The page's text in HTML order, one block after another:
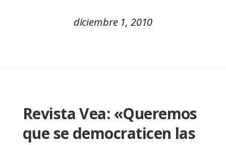
diciembre 1, 2010
Revista Vea: «Queremos
que se democraticen las